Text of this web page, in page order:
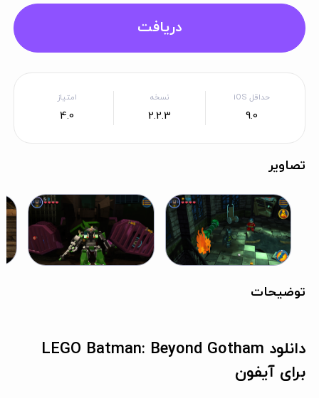
دریافت
حداقل iOS
9.0
نسخه
2.2.3
امتیاز
4.0
تصاویر
توضیحات
دانلود LEGO Batman: Beyond Gotham
برای آیفون